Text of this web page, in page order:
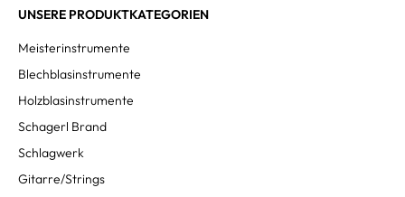
UNSERE PRODUKTKATEGORIEN
Meisterinstrumente
Blechblasinstrumente
Holzblasinstrumente
Schagerl Brand
Schlagwerk
Gitarre/Strings